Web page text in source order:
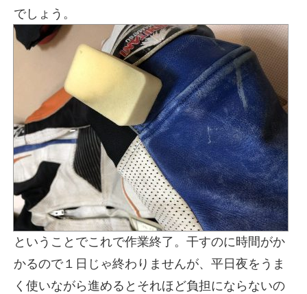
でしょう。
ということでこれで作業終了。干すのに時間がか
かるので１日じゃ終わりませんが、平日夜をうま
く使いながら進めるとそれほど負担にならないの